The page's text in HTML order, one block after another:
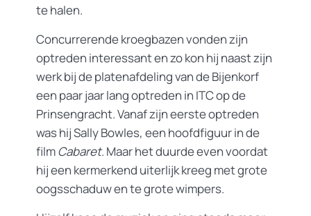
te halen.
Concurrerende kroegbazen vonden zijn
optreden interessant en zo kon hij naast zijn
werk bij de platenafdeling van de Bijenkorf
een paar jaar lang optreden in ITC op de
Prinsengracht. Vanaf zijn eerste optreden
was hij Sally Bowles, een hoofdfiguur in de
filmCabaret. Maar het duurde even voordat
hij een kermerkend uiterlijk kreeg met grote
oogsschaduw en te grote wimpers.